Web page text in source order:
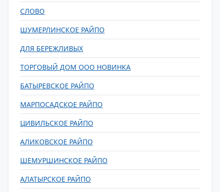
СЛОВО
ШУМЕРЛИНСКОЕ РАЙПО
ДЛЯ БЕРЕЖЛИВЫХ
ТОРГОВЫЙ ДОМ ООО НОВИНКА
БАТЫРЕВСКОЕ РАЙПО
МАРПОСАДСКОЕ РАЙПО
ЦИВИЛЬСКОЕ РАЙПО
АЛИКОВСКОЕ РАЙПО
ШЕМУРШИНСКОЕ РАЙПО
АЛАТЫРСКОЕ РАЙПО